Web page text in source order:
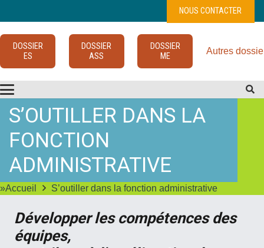
NOUS CONTACTER
DOSSIER
ES
DOSSIER
ASS
DOSSIER
ME
Autres
S’OUTILLER DANS LA
FONCTION
ADMINISTRATIVE
»Accueil S’outiller dans la fonction administrative
Développer les compétences des
équipes,